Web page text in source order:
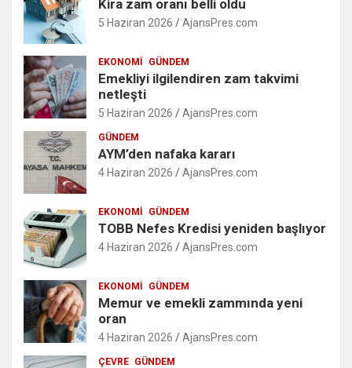
Kira zam oranı belli oldu
5 Haziran 2026 AjansPres.com
EKONOMI GÜNDEM
Emekliyi ilgilendiren zam takvimi
netleşti
5 Haziran 2026 AjansPres.com
GÜNDEM
AYM’den nafaka kararı
4 Haziran 2026 AjansPres.com
EKONOMI GÜNDEM
TOBB Nefes Kredisi yeniden başlıyor
4 Haziran 2026 AjansPres.com
EKONOMI GÜNDEM
Memur ve emekli zammında yeni
oran
4 Haziran 2026 AjansPres.com
ÇEVRE GÜNDEM